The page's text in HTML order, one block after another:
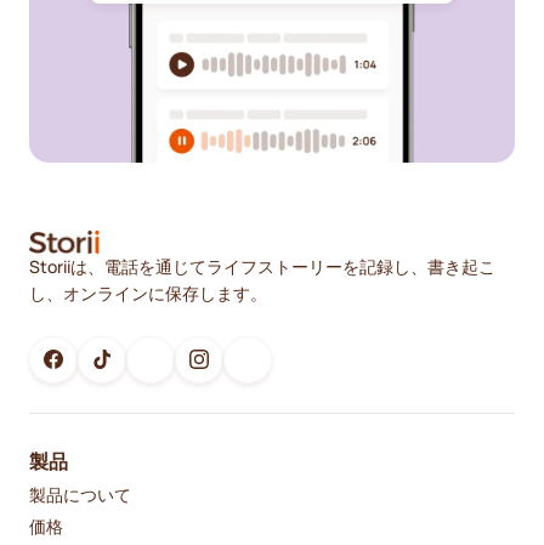
Storiiは、電話を通じてライフストーリーを記録し、書き起こ
し、オンラインに保存します。
製品
製品について
価格